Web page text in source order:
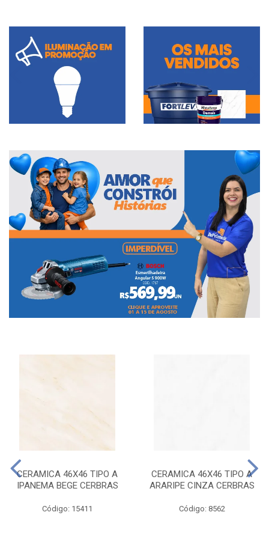
CERAMICA 46X46 TIPO A
IPANEMA BEGE CERBRAS
Código: 15411
CERAMICA 46X46 TIPO A
ARARIPE CINZA CERBRAS
Código: 8562